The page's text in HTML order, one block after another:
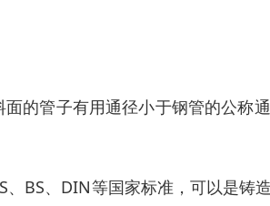
的管子有用通径小于钢管的公称
、BS、DIN等国家标准，可以是铸